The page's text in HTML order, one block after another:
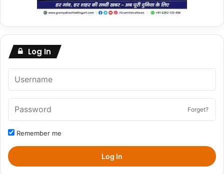
Log In
Forget?
Remember me
Log In